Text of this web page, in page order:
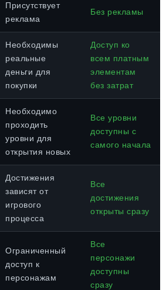
Присутствует
реклама
Без рекламы
Необходимы
реальные
деньги для
покупки
Доступ ко
всем платным
элементам
без затрат
Необходимо
проходить
уровни для
открытия новых
Все уровни
доступны с
самого начала
Достижения
зависят от
игрового
процесса
Все
достижения
открыты сразу
Ограниченный
доступ к
персонажам
Все
персонажи
доступны
сразу